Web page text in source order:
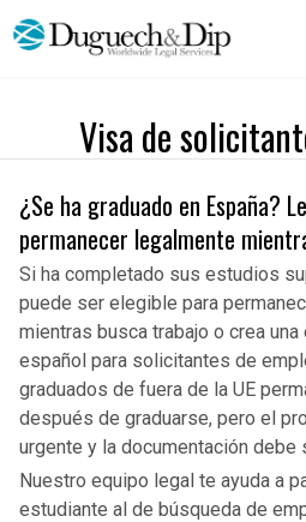
Visa de
¿Se ha graduado en España?
permanecer legalmente
Si ha completado sus estudios
puede ser elegible para
mientras busca trabajo o crea
español para solicitantes de
graduados de fuera de la UE
después de graduarse, pero el
urgente y la documentación debe
Nuestro equipo legal te ayuda a
estudiante al de búsqueda de